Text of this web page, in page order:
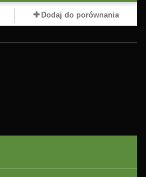
Dodaj do porównania